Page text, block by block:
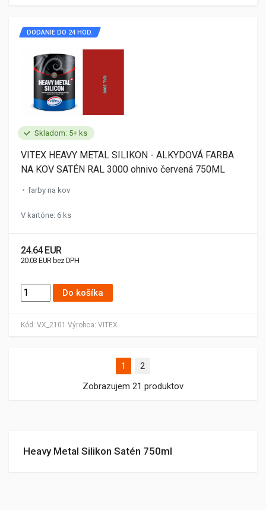
Heavy Metal Silikon Satén 750ml
Skladom: 5+ ks
Kód: VX_2101 Výrobca: VITEX
DODANIE DO 24 HOD.
VITEX HEAVY METAL SILIKON - ALKYDOVÁ FARBA
NA KOV SATÉN RAL 3000 ohnivo červená 750ML
farby na kov
V kartóne: 6 ks
24.64 EUR
20.03 EUR bez DPH
Do košíka
1
2
Zobrazujem 21 produktov